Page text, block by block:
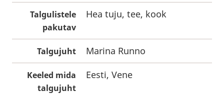
Talgulistele
pakutav
Hea tuju, tee, kook
Talgujuht Marina Runno
Keeled mida
talgujuht
Eesti, Vene